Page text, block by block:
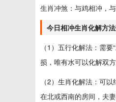
生肖冲煞：与鸡相冲，
今日相冲生肖化解方
（1）五行化解法：需
损，唯有水可以化解双
（2）生肖化解法：可
在北或西南的房间，夫